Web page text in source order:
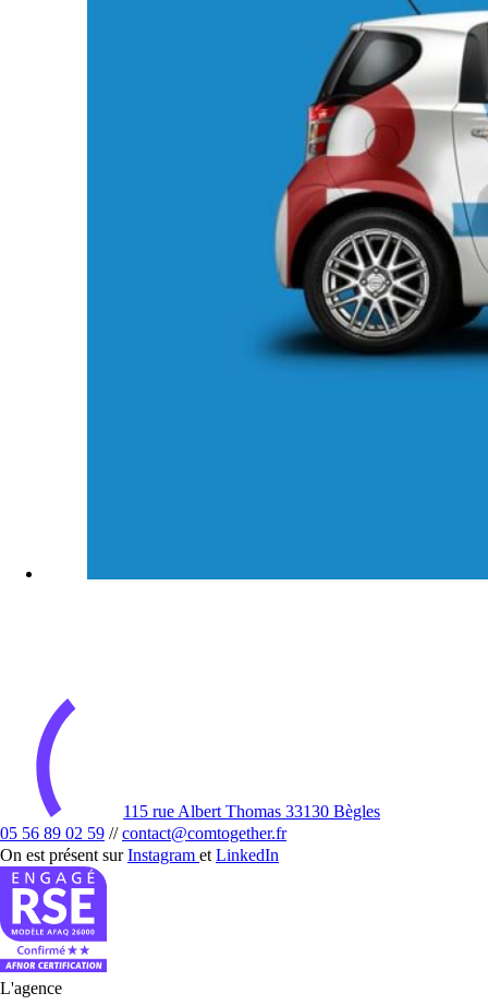
115 rue Albert Thomas 33130 Bègles
05 56 89 02 59 // contact@comtogether.fr
On est présent surInstagram et LinkedIn
L'agence